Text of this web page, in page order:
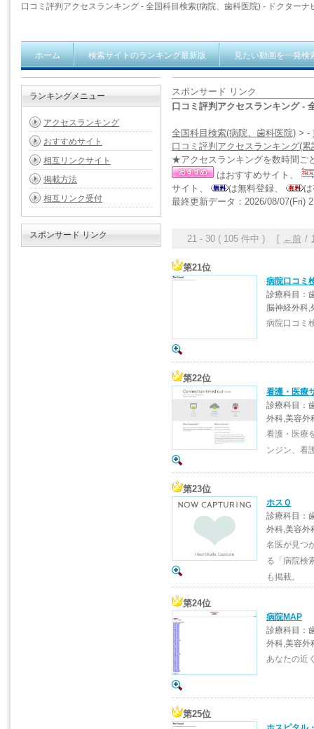
口コミ評判アクセスランキング - 全国科目検索(病院、歯科医院) - ドクターナ
ホーム 検索サイトのランキング最新版 見たい動画を一発検
スポンサード リンク
口コミ評判アクセスランキング -
全国科目検索(病院、歯科医院) > -
口コミ評判アクセスランキング(累
★アクセスランキングを数時間ご
はおすすめサイト、
サイト、
は無料登録、
最終更新データ：2026/08/07(Fri)
21 - 30 ( 105 件中 ) [ ←前 /
第21位
病院口コミ
診療科目：
脳神経外科,
病院口コミ
第22位
看護・医療
診療科目：
外科,美容外
看護・医療
ンジン、看
第23位
ホスＱ
診療科目：
外科,美容外
名医が見つ
る「病院検
も掲載。
第24位
病院MAP
診療科目：
外科,美容外
あなたの近
第25位
ランキングメニュー
アクセスランキング
おすすめサイト
相互リンクサイト
掲載方法
相互リンク受付
スポンサード リンク